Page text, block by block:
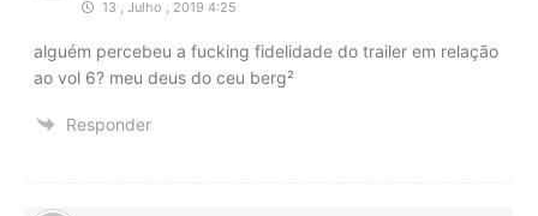
13 , Julho , 2019 4:25
alguém percebeu a fucking fidelidade do trailer em relação
ao vol 6? meu deus do ceu berg²
Responder